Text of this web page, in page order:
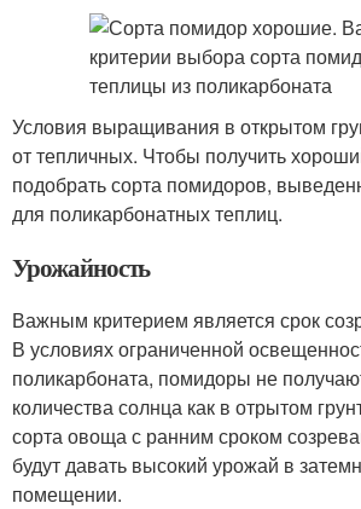
Условия выращивания в открытом
от тепличных. Чтобы получить
подобрать сорта помидоров,
для поликарбонатных теплиц.
Урожайность
Важным критерием является срок
В условиях ограниченной
поликарбоната, помидоры не
количества солнца как в отрытом
сорта овоща с ранним сроком
будут давать высокий урожай в
помещении.